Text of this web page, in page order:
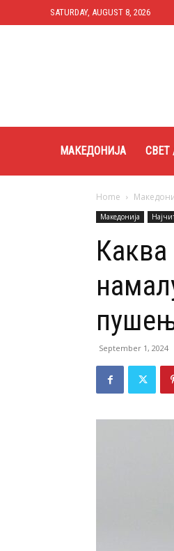
SATURDAY, AUGUST 8, 2026
МАКЕДОНИЈА СВЕТ
Home
Македонија
Каква
September 1, 2024